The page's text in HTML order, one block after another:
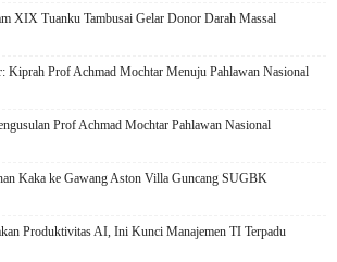
XIX Tuanku Tambusai Gelar Donor Darah Massal
Kiprah Prof Achmad Mochtar Menuju Pahlawan Nasional
Prof Achmad Mochtar Pahlawan Nasional
Kaka ke Gawang Aston Villa Guncang SUGBK
Produktivitas AI, Ini Kunci Manajemen TI Terpadu